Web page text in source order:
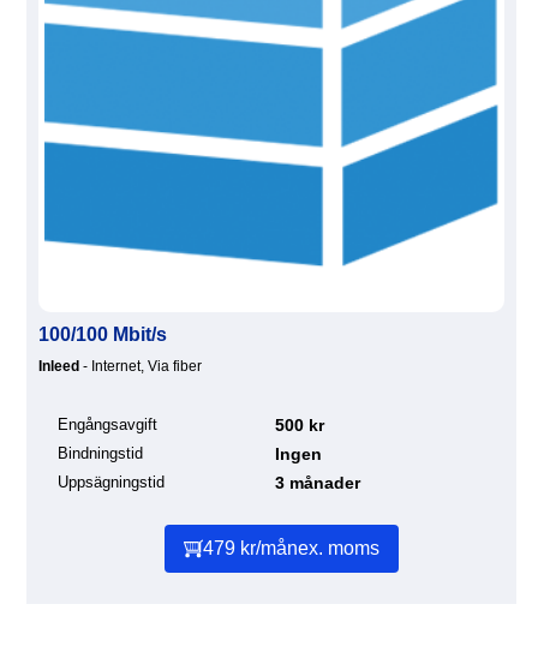
100/100 Mbit/s
Inleed - Internet, Via fiber
Engångsavgift 500 kr
Bindningstid Ingen
Uppsägningstid 3 månader
479 kr/månex. moms